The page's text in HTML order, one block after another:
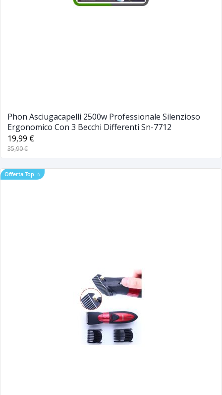
Phon Asciugacapelli 2500w Professionale Silenzioso
Ergonomico Con 3 Becchi Differenti Sn-7712
19,99 €
35,90 €
Offerta Top ⭐